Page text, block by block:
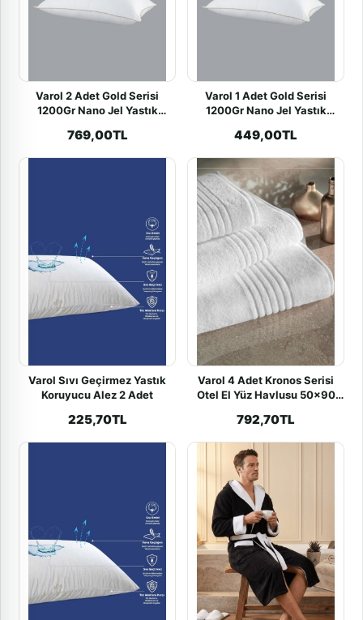
Varol 2 Adet Gold Serisi
1200Gr Nano Jel Yastık
769,00TL
Varol 1 Adet Gold Serisi
1200Gr Nano Jel Yastık
449,00TL
Varol Sıvı Geçirmez Yastık
Koruyucu Alez 2 Adet
225,70TL
Varol 4 Adet Kronos Serisi
Otel El Yüz Havlusu 50x90
792,70TL